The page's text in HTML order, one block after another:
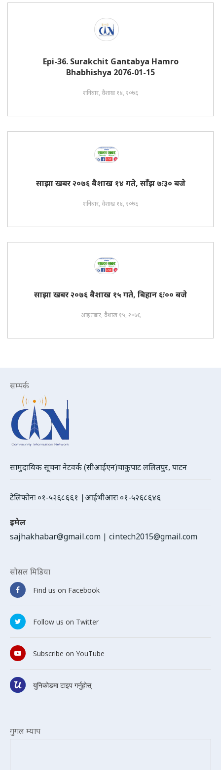
Epi-36. Surakchit Gantabya Hamro
Bhabhishya 2076-01-15
शनिबार, वैशाख १४, २०७६
साझा खबर २०७६ बैशाख १४ गते, साँझ ७ः३० बजे
शनिबार, वैशाख १४, २०७६
साझा खबर २०७६ बैशाख १५ गते, बिहान ६ः०० बजे
आइतबार, वैशाख १५, २०७६
सम्पर्क
सामुदायिक सूचना नेटवर्क (सीआईएन)चाकुपाट ललितपुर, पाटन
टेलिफोनः ०१-५२६८६६१ |आईभीआरः ०१-५२६८६४६
इमेल
sajhakhabar@gmail.com | cintech2015@gmail.com
सोसल मिडिया
Find us on Facebook
Follow us on Twitter
Subscribe on YouTube
युनिकोडमा टाइप गर्नुहोस्
गुगल म्याप